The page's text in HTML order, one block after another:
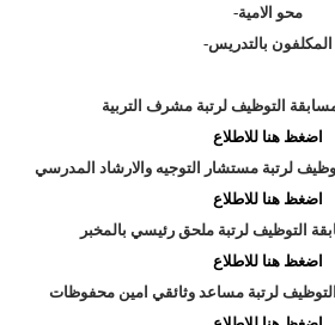
-محو الامية
-المكلفون بالتدريس
لمسابقة التوظيف لرتبة مشرف التربية
اضغظ هنا للاطلاع
لرتبة مستشار التوجيه والارشاد المدرسي
اضغظ هنا للاطلاع
التوظيف لرتبة ملحق رئيسي بالمخبر
اضغظ هنا للاطلاع
التوظيف لرتبة مساعد وثائقي امين محفوظات